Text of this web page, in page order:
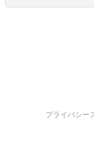
プライバシー